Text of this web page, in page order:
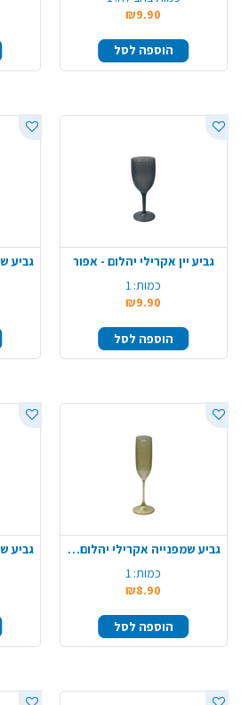
₪9.90
הוספה לסל
גביע יין אקרילי יהלום - אפור
כמות: 1
₪9.90
הוספה לסל
גביע שמפנייה אקרילי יהלום - זהב
כמות: 1
₪8.90
הוספה לסל